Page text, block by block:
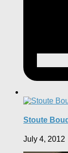
Stoute
July 4, 2012